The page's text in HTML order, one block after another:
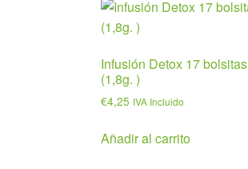
Infusión Detox 17 bolsitas
(1,8g. )
€4,25 IVA Incluido
Añadir al carrito